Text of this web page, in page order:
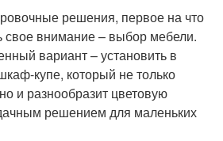
решения, первое на что
свое внимание – выбор мебели.
вариант – установить в
купе, который не только
и разнообразит цветовую
решением для маленьких